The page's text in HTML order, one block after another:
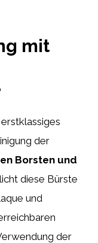
mit
der
Borsten und
diese Bürste
und
der